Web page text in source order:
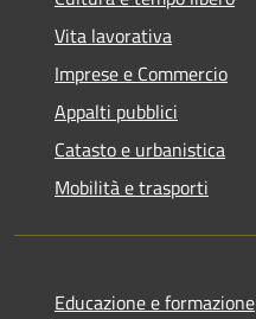
Vita lavorativa
Imprese e Commercio
Appalti pubblici
Catasto e urbanistica
Mobilità e trasporti
Educazione e formazione